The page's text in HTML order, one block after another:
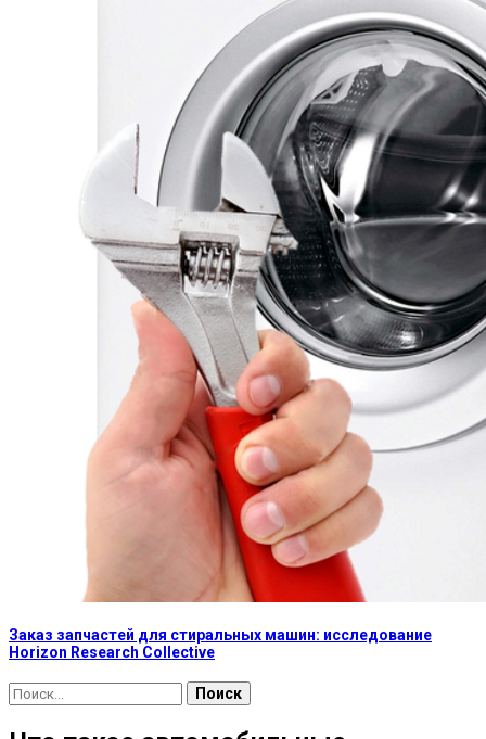
Заказ запчастей для стиральных машин: исследование
Horizon Research Collective
Найти: